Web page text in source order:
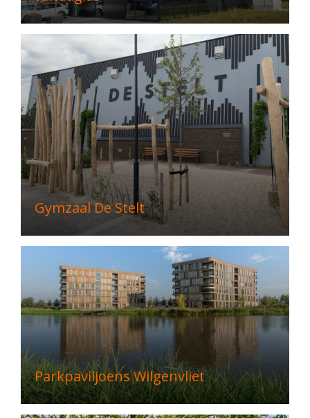
Gymzaal De Stelt
Parkpaviljoens Wilgenvliet